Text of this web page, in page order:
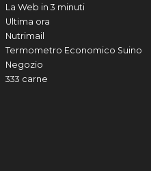
La Web in 3 minuti
Ultima ora
Nutrimail
Termometro Economico Suino
Negozio
333 carne